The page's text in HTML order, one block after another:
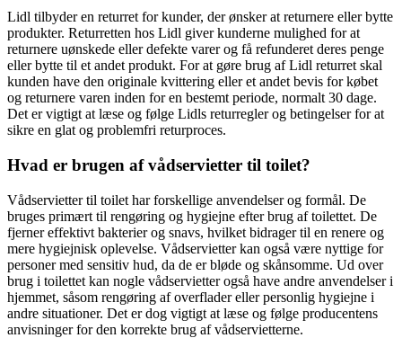
Lidl tilbyder en returret for kunder, der ønsker at returnere eller bytte
produkter. Returretten hos Lidl giver kunderne mulighed for at
returnere uønskede eller defekte varer og få refunderet deres penge
eller bytte til et andet produkt. For at gøre brug af Lidl returret skal
kunden have den originale kvittering eller et andet bevis for købet
og returnere varen inden for en bestemt periode, normalt 30 dage.
Det er vigtigt at læse og følge Lidls returregler og betingelser for at
sikre en glat og problemfri returproces.
Hvad er brugen af vådservietter til toilet?
Vådservietter til toilet har forskellige anvendelser og formål. De
bruges primært til rengøring og hygiejne efter brug af toilettet. De
fjerner effektivt bakterier og snavs, hvilket bidrager til en renere og
mere hygiejnisk oplevelse. Vådservietter kan også være nyttige for
personer med sensitiv hud, da de er bløde og skånsomme. Ud over
brug i toilettet kan nogle vådservietter også have andre anvendelser i
hjemmet, såsom rengøring af overflader eller personlig hygiejne i
andre situationer. Det er dog vigtigt at læse og følge producentens
anvisninger for den korrekte brug af vådservietterne.